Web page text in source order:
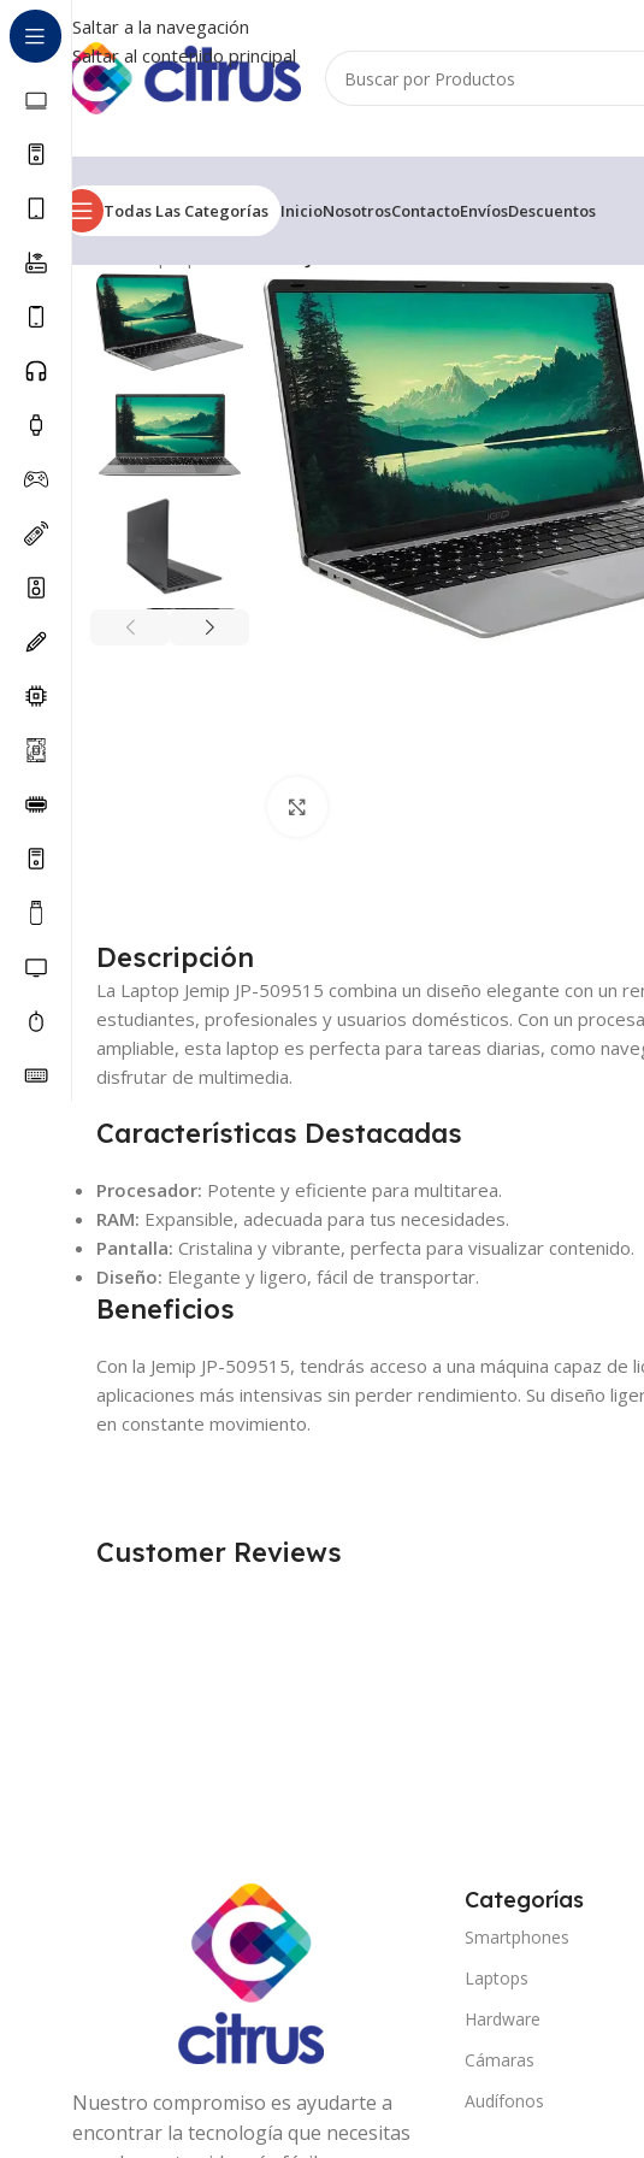
Saltar a la navegación
Saltar al contenido principal
Todas Las Categorías InicioNosotrosContactoEnvíosDescuentos
Descripción
La Laptop Jemip JP-509515 combina un diseño elegante con un
estudiantes, profesionales y usuarios domésticos. Con un
ampliable, esta laptop es perfecta para tareas diarias, como
disfrutar de multimedia.
Características Destacadas
Procesador: Potente y eficiente para multitarea.
RAM: Expansible, adecuada para tus necesidades.
Pantalla: Cristalina y vibrante, perfecta para visualizar contenido.
Diseño: Elegante y ligero, fácil de transportar.
Beneficios
Con la Jemip JP-509515, tendrás acceso a una máquina capaz de
aplicaciones más intensivas sin perder rendimiento. Su diseño
en constante movimiento.
Customer Reviews
Nuestro compromiso es ayudarte a
encontrar la tecnología que necesitas
Categorías
Smartphones
Laptops
Hardware
Cámaras
Audífonos